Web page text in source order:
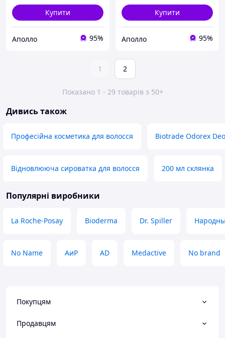
Купити
Аполло 95%
Купити
Аполло 95%
1 2
Показано 1 - 29 товарів з 50+
Дивись також
Професійна косметика для волосся Biotrade Odorex Deo
Відновлююча сироватка для волосся 200 мл склянка
Популярні виробники
La Roche-Posay Bioderma Dr. Spiller
No Name АиР AD Medactive No brand
Покупцям
Продавцям